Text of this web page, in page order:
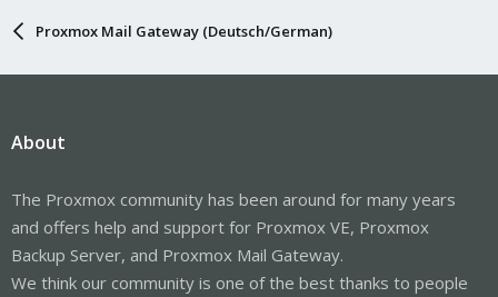
Proxmox Mail Gateway (Deutsch/German)
About
The Proxmox community has been around for many years
and offers help and support for Proxmox VE, Proxmox
Backup Server, and Proxmox Mail Gateway.
We think our community is one of the best thanks to people